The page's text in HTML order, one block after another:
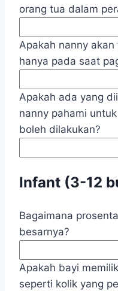
orang tua dalam
Apakah nanny
hanya pada saat
Apakah ada yang
nanny pahami
boleh dilakukan?
Infant (3-12
Bagaimana
besarnya?
Apakah bayi
seperti kolik yang